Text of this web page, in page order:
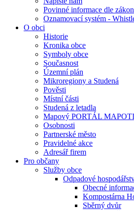
Povinné informace dle
Oznamovací systém -
O obci
Historie
Kronika obce
Symboly obce
Současnost
Územní plán
Mikroregiony a Studená
Pověsti
Místní části
Studená z letadla
Mapový PORTÁL
Osobnosti
Partnerské město
Pravidelné akce
Adresář firem
Pro občany
Služby obce
Odpadové
Obecné
Kompostárna
Sběrný dvůr